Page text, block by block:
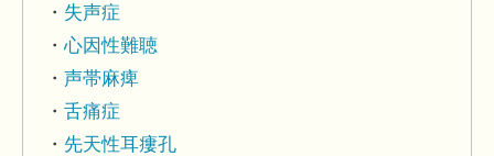
失声症
心因性難聴
声帯麻痺
舌痛症
先天性耳瘻孔